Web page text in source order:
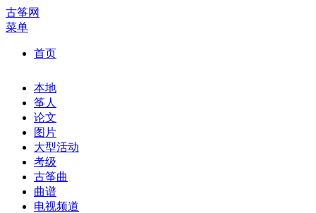
古筝网
菜单
首页
本地
筝人
论文
图片
大型活动
考级
古筝曲
曲谱
电视频道